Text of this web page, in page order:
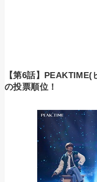
【第6話】
の投票順位！